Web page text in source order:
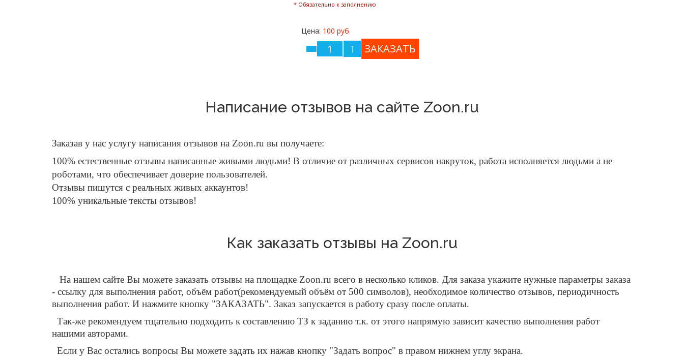
* Обязательно к заполнению
Цена: 100 руб.
Написание отзывов на сайте Zoon.ru
Заказав у нас услугу написания отзывов на Zoon.ru вы получаете:
100% естественные отзывы написанные живыми людьми! В отличие от различных сервисов накруток, работа исполняется людьми а не
роботами, что обеспечивает доверие пользователей.
Отзывы пишутся с реальных живых аккаунтов!
100% уникальные тексты отзывов!
Как заказать отзывы на Zoon.ru
На нашем сайте Вы можете заказать отзывы на площадке Zoon.ru всего в несколько кликов. Для заказа укажите нужные параметры заказа
- ссылку для выполнения работ, объём работ(рекомендуемый объём от 500 символов), необходимое количество отзывов, периодичность
выполнения работ. И нажмите кнопку "ЗАКАЗАТЬ". Заказ запускается в работу сразу после оплаты.
Так-же рекомендуем тщательно подходить к составлению ТЗ к заданию т.к. от этого напрямую зависит качество выполнения работ
нашими авторами.
Если у Вас остались вопросы Вы можете задать их нажав кнопку "Задать вопрос" в правом нижнем углу экрана.